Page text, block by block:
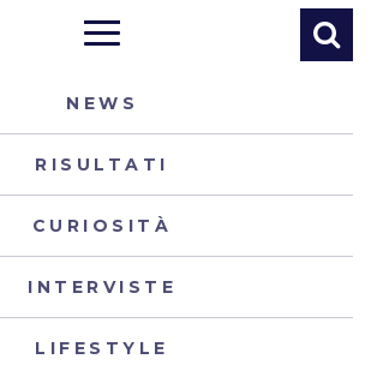
NEWS
RISULTATI
CURIOSITÀ
INTERVISTE
LIFESTYLE